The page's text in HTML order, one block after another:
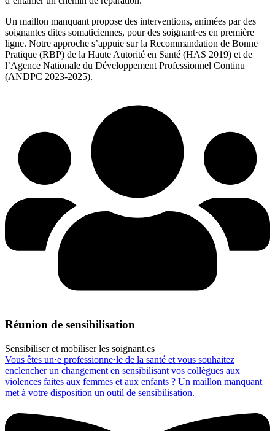
Un maillon manquant propose des interventions, animées par des
soignantes dites somaticiennes, pour des soignant·es en première
ligne. Notre approche s’appuie sur la Recommandation de Bonne
Pratique (RBP) de la Haute Autorité en Santé (HAS 2019) et de
l’Agence Nationale du Développement Professionnel Continu
(ANDPC 2023-2025).
Réunion de sensibilisation
Sensibiliser et mobiliser les soignant.es
Vous êtes un·e professionne·le de la santé et vous souhaitez
enclencher un changement en sensibilisant vos collègues aux
violences faites aux femmes et aux enfants ? Un maillon manquant
met à votre disposition un outil de sensibilisation.